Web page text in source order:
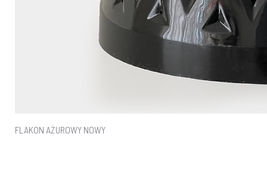
FLAKON AŻUROWY NOWY